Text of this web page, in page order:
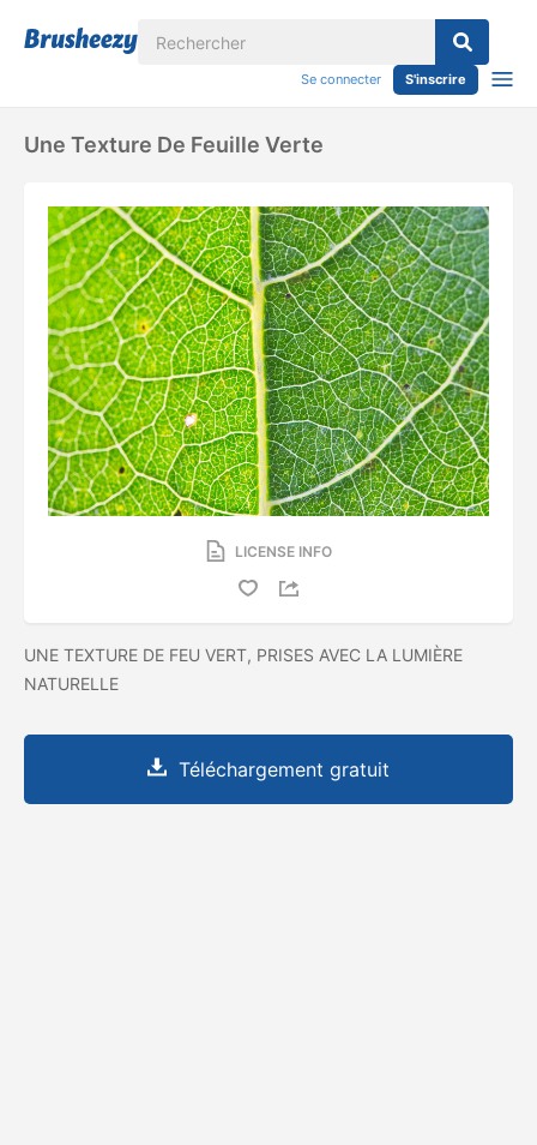
Se connecter S'inscrire
Une Texture De Feuille Verte
LICENSE INFO
UNE TEXTURE DE FEU VERT, PRISES AVEC LA LUMIÈRE
NATURELLE
Téléchargement gratuit